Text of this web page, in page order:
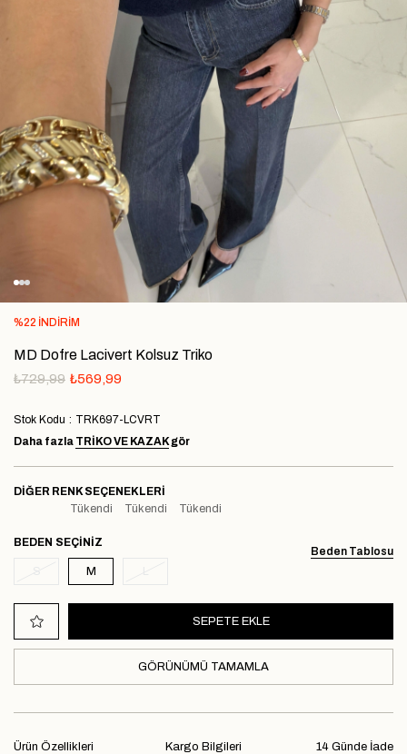
%22 İNDIRIM
MD Dofre Lacivert Kolsuz Triko
₺729,99 ₺569,99
Stok Kodu
TRK697-LCVRT
Daha fazla TRIKO VE KAZAKgör
DIĞER RENK SEÇENEKLERI
Tükendi
Tükendi Tükendi
Beden Tablosu
BEDEN
M
GÖRÜNÜMÜ TAMAMLA
Ürün Özellikleri 14 Günde İade
Kargo Bilgileri